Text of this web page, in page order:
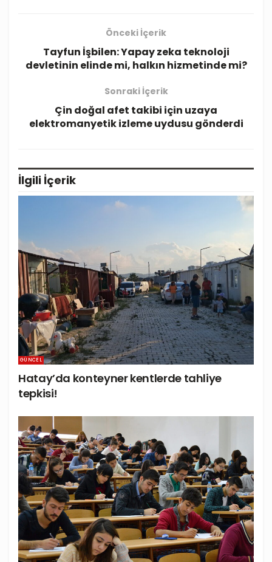
Önceki İçerik
Tayfun İşbilen: Yapay zeka teknoloji
devletinin elinde mi, halkın hizmetinde mi?
Sonraki İçerik
Çin doğal afet takibi için uzaya
elektromanyetik izleme uydusu gönderdi
İlgili İçerik
GÜNCEL
Hatay’da konteyner kentlerde tahliye
tepkisi!